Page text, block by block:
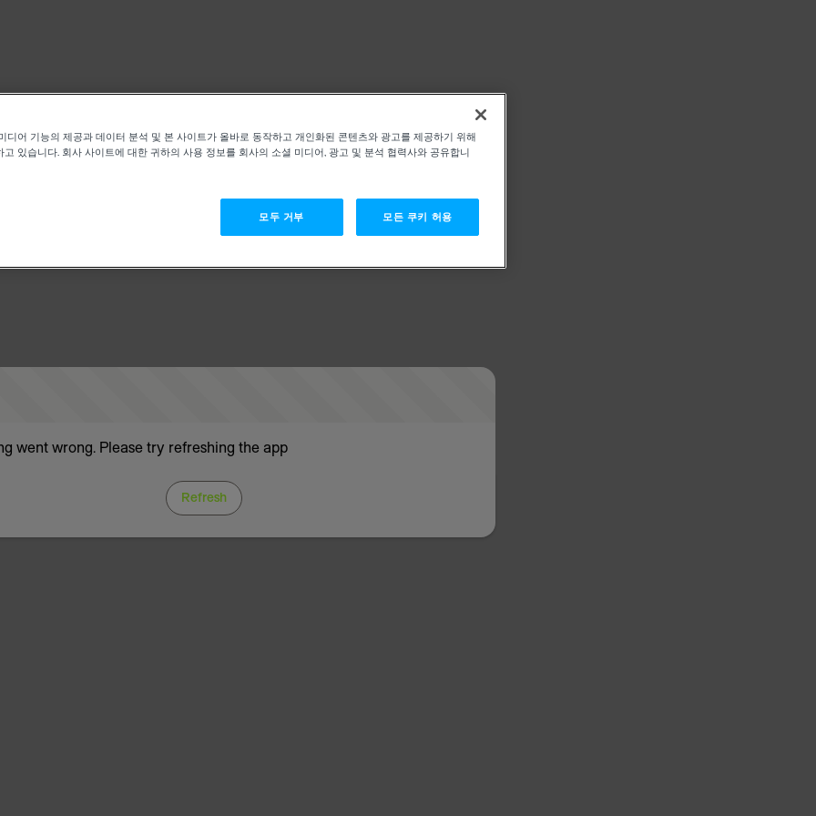
went wrong. Please try refreshing the app
Refresh
디어 기능의 제공과 데이터 분석 및 본 사이트가 올바로 동작하고 개인화된 콘텐츠와 광고를 제공하기 위해
고 있습니다. 회사 사이트에 대한 귀하의 사용 정보를 회사의 소셜 미디어, 광고 및 분석 협력사와 공유합니
모두 거부 모든 쿠키 허용